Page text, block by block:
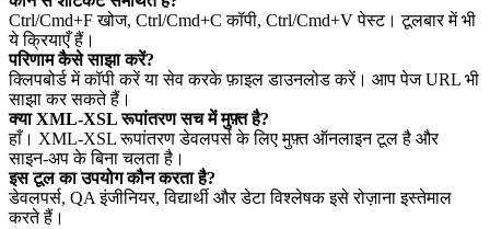
Ctrl/Cmd+F खोज, Ctrl/Cmd+C कॉपी, Ctrl/Cmd+V पेस्ट। टूलबार में भी
ये क्रियाएँ हैं।
परिणाम कैसे साझा करें?
क्लिपबोर्ड में कॉपी करें या सेव करके फ़ाइल डाउनलोड करें। आप पेज URL भी
साझा कर सकते हैं।
क्या XML-XSL रूपांतरण सच में मुफ़्त है?
हाँ। XML-XSL रूपांतरण डेवलपर्स के लिए मुफ़्त ऑनलाइन टूल है और
साइन‑अप के बिना चलता है।
इस टूल का उपयोग कौन करता है?
डेवलपर्स, QA इंजीनियर, विद्यार्थी और डेटा विश्लेषक इसे रोज़ाना इस्तेमाल
करते हैं।